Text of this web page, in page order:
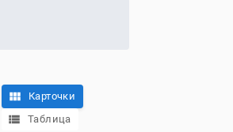
Карточки
Таблица